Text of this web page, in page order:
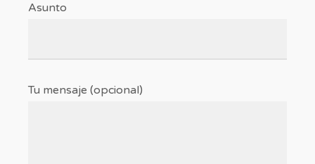
Asunto
Tu mensaje (opcional)